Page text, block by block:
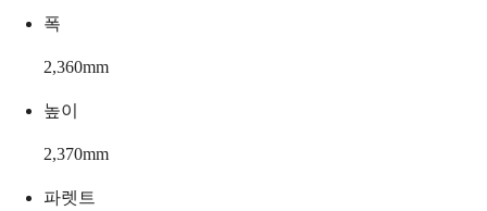
폭
2,360mm
높이
2,370mm
파렛트